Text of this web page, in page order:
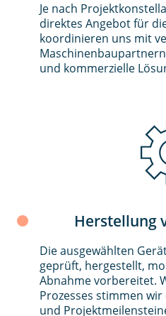
Je nach
direktes Angebot für
koordinieren uns mit
und kommerzielle
Herstellung
Die ausgewählten
geprüft, hergestellt,
Abnahme vorbereitet.
Prozesses stimmen
und